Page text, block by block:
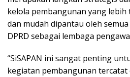
kelola pembangunan yang
dan mudah dipantau oleh
DPRD sebagai lembaga
“SiSAPAN ini sangat penting
kegiatan pembangunan tercatat